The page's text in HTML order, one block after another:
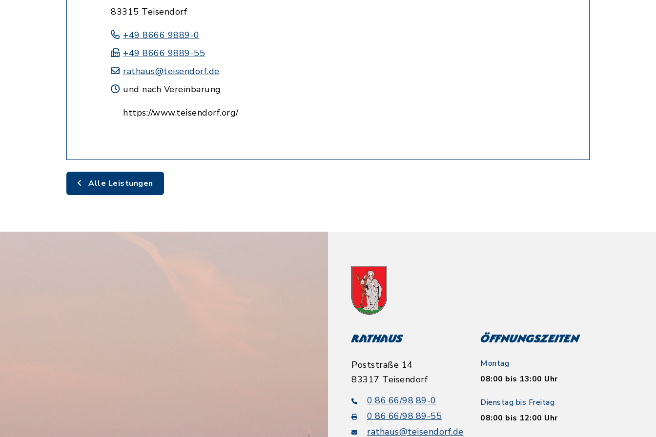
83315 Teisendorf
+49 8666 9889-0
+49 8666 9889-55
rathaus@teisendorf.de
und nach Vereinbarung
https://www.teisendorf.org/
Alle Leistungen
Rathaus
Poststraße 14
83317 Teisendorf
0 86 66/98 89-0
0 86 66/98 89-55
rathaus@teisendorf.de
Öffnungszeiten
Montag
08:00 bis 13:00 Uhr
Dienstag bis Freitag
08:00 bis 12:00 Uhr